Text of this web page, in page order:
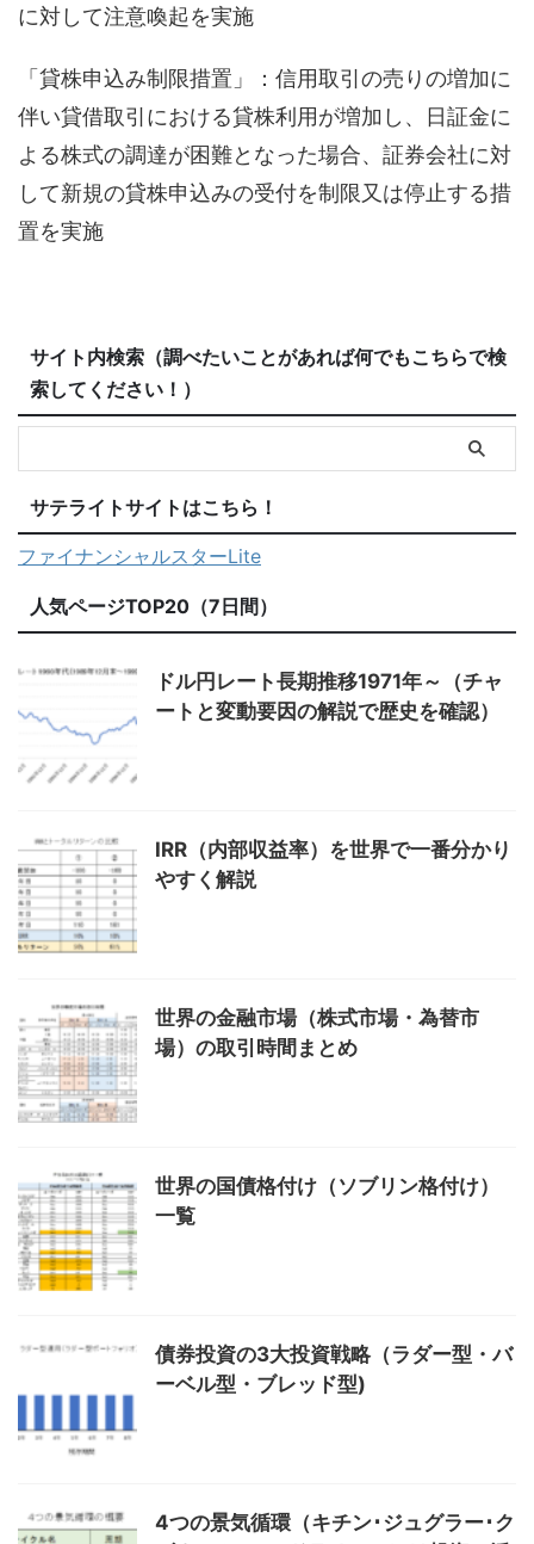
に対して注意喚起を実施
「貸株申込み制限措置」：信用取引の売りの増加に
伴い貸借取引における貸株利用が増加し、日証金に
よる株式の調達が困難となった場合、証券会社に対
して新規の貸株申込みの受付を制限又は停止する措
置を実施
サイト内検索（調べたいことがあれば何でもこちらで検
索してください！）
サテライトサイトはこちら！
ファイナンシャルスターLite
人気ページTOP20（7日間）
ドル円レート長期推移1971年～（チャ
ートと変動要因の解説で歴史を確認）
IRR（内部収益率）を世界で一番分かり
やすく解説
世界の金融市場（株式市場・為替市
場）の取引時間まとめ
世界の国債格付け（ソブリン格付け）
一覧
債券投資の3大投資戦略（ラダー型・バ
ーベル型・ブレッド型)
4つの景気循環（キチン･ジュグラー･ク